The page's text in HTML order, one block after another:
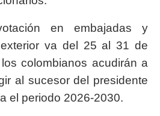
en embajadas y
va del 25 al 31 de
colombianos acudirán a
al sucesor del presidente
el periodo 2026-2030.